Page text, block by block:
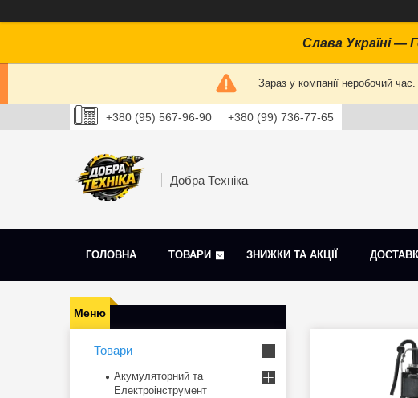
Слава Україні —
Зараз у компанії неробочий
+380 (95) 567-96-90 +380 (99) 736-77-65
Добра Техніка
ГОЛОВНА ТОВАРИ ЗНИЖКИ ТА АКЦІЇ
Товари
Акумуляторний та
Електроінструмент